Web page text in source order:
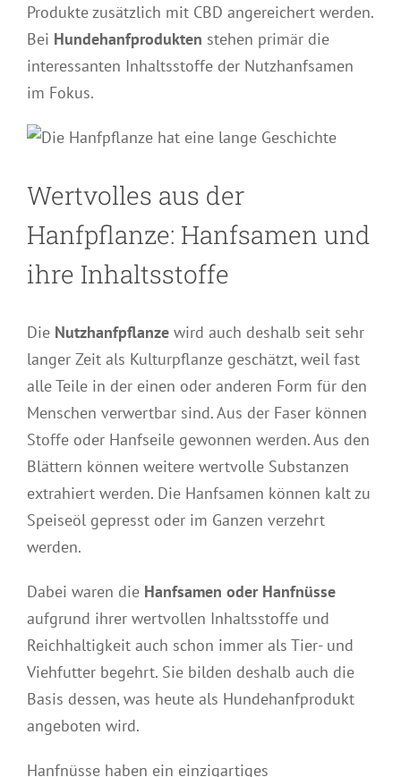
Produkte zusätzlich mit CBD angereichert werden.
Bei Hundehanfprodukten stehen primär die
interessanten Inhaltsstoffe der Nutzhanfsamen
im Fokus.
Wertvolles aus der
Hanfpflanze: Hanfsamen und
ihre Inhaltsstoffe
Die Nutzhanfpflanze wird auch deshalb seit sehr
langer Zeit als Kulturpflanze geschätzt, weil fast
alle Teile in der einen oder anderen Form für den
Menschen verwertbar sind. Aus der Faser können
Stoffe oder Hanfseile gewonnen werden. Aus den
Blättern können weitere wertvolle Substanzen
extrahiert werden. Die Hanfsamen können kalt zu
Speiseöl gepresst oder im Ganzen verzehrt
werden.
Dabei waren die Hanfsamen oder Hanfnüsse
aufgrund ihrer wertvollen Inhaltsstoffe und
Reichhaltigkeit auch schon immer als Tier- und
Viehfutter begehrt. Sie bilden deshalb auch die
Basis dessen, was heute als Hundehanfprodukt
angeboten wird.
Hanfnüsse haben ein einzigartiges